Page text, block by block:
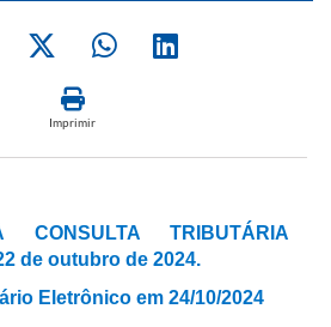
Imprimir
CONSULTA TRIBUTÁRIA
de outubro de 2024.
Eletrônico em 24/10/2024